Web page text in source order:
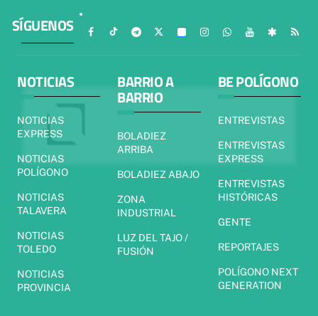
SÍGUENOS
NOTICIAS
NOTICIAS
EXPRESS
NOTICIAS
POLÍGONO
NOTICIAS
TALAVERA
NOTICIAS
TOLEDO
NOTICIAS
PROVINCIA
BARRIO A
BARRIO
BOLADIEZ
ARRIBA
BOLADIEZ ABAJO
ZONA
INDUSTRIAL
LUZ DEL TAJO /
FUSIÓN
BE POLÍGONO
ENTREVISTAS
ENTREVISTAS
EXPRESS
ENTREVISTAS
HISTÓRICAS
GENTE
REPORTAJES
POLÍGONO NEXT
GENERATION